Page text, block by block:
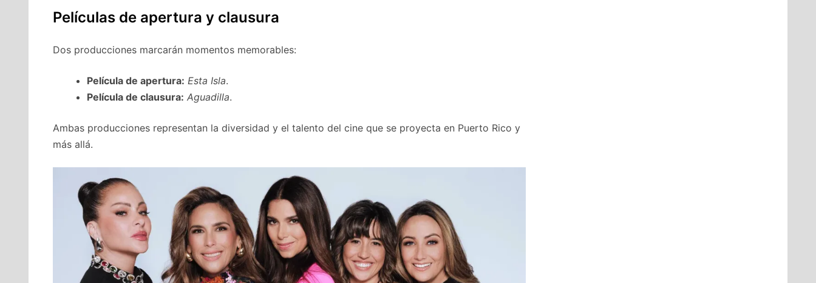
Películas de apertura y clausura
Dos producciones marcarán momentos memorables:
Película de apertura: Esta Isla.
Película de clausura: Aguadilla.
Ambas producciones representan la diversidad y el talento del cine que se proyecta en Puerto Rico y
más allá.